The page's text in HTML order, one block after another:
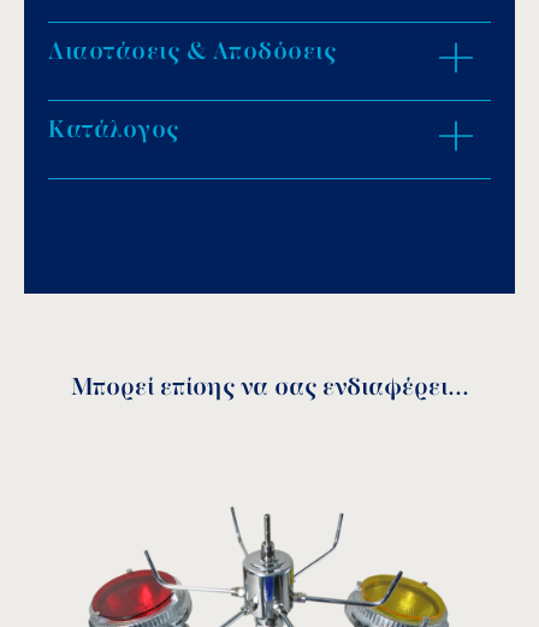
Κατασκευή από χυτό μπρούντζο
Προστατευτική σήτα στην αντλία για την
αποφυγή αναρρόφησης ξένων σωματιδίων.
Διαστάσεις & Αποδόσεις
Κωδικός
Σπείρωμα
Α
(mm)
Κατάλογος
Μπορεί επίσης να σας ενδιαφέρει...